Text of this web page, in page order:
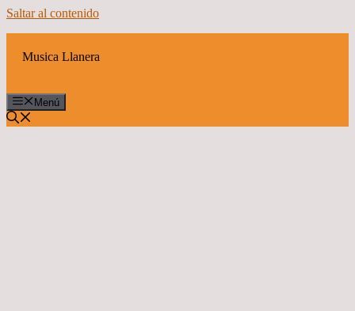
Saltar al contenido
Musica Llanera
Menú